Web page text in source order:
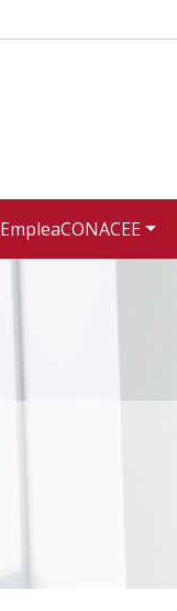
EmpleaCONACEE